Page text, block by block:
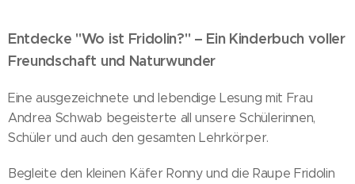
Entdecke "Wo ist Fridolin?" – Ein Kinderbuch voller
Freundschaft und Naturwunder
Eine ausgezeichnete und lebendige Lesung mit Frau
Andrea Schwab begeisterte all unsere Schülerinnen,
Schüler und auch den gesamten Lehrkörper.
Begleite den kleinen Käfer Ronny und die Raupe Fridolin